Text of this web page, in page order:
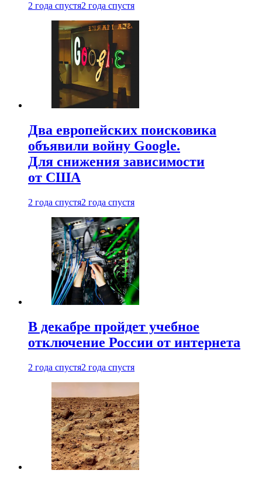
2 года спустя2 года спустя
Два европейских поисковика
объявили войну Google.
Для снижения зависимости
от США
2 года спустя2 года спустя
В декабре пройдет учебное
отключение России от интернета
2 года спустя2 года спустя